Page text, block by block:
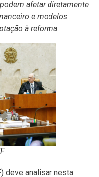
afetar diretamente
e modelos
à reforma
deve analisar nesta